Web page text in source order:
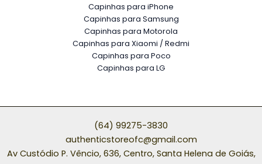
Capinhas para iPhone
Capinhas para Samsung
Capinhas para Motorola
Capinhas para Xiaomi / Redmi
Capinhas para Poco
Capinhas para LG
(64) 99275-3830
authenticstoreofc@gmail.com
Av Custódio P. Vêncio, 636, Centro, Santa Helena de Goiás,